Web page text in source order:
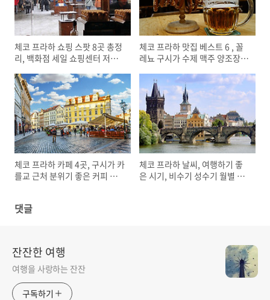
체코 프라하 쇼핑 스팟 8곳 총정
리, 백화점 세일 쇼핑센터 저렴
무료 화장실
체코 프라하 맛집 베스트 6 , 꼴
레뇨 구시가 수제 맥주 양조장
체코 프라하 카페 4곳, 구시가 카
를교 근처 분위기 좋은 커피 디
체코 프라하 날씨, 여행하기 좋
은 시기, 비수기 성수기 월별 특
댓글
잔잔한 여행
여행을 사랑하는 잔잔
구독하기